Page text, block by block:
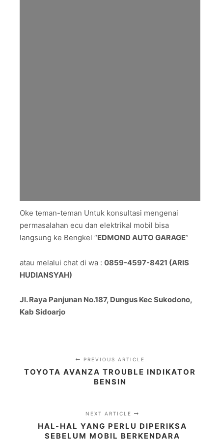
Oke teman-teman Untuk konsultasi mengenai
permasalahan ecu dan elektrikal mobil bisa
langsung ke Bengkel “EDMOND AUTO GARAGE”
atau melalui chat di wa : 0859-4597-8421 (ARIS
HUDIANSYAH)
Jl. Raya Panjunan No.187, Dungus Kec Sukodono,
Kab Sidoarjo
PREVIOUS ARTICLE
TOYOTA AVANZA TROUBLE INDIKATOR
BENSIN
NEXT ARTICLE
HAL-HAL YANG PERLU DIPERIKSA
SEBELUM MOBIL BERKENDARA